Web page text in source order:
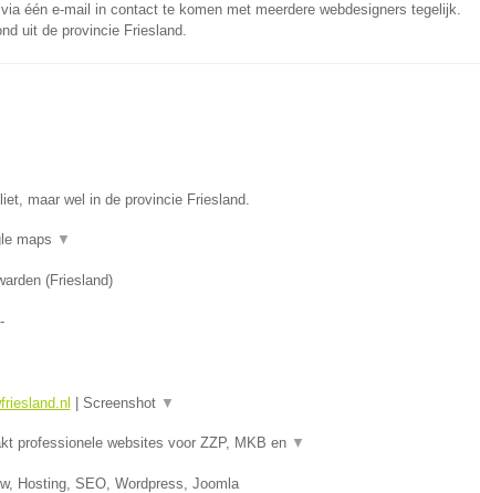
één e-mail in contact te komen met meerdere webdesigners tegelijk.
uit de provincie Friesland.
maar wel in de provincie Friesland.
maps ▼
(Friesland)
-
Screenshot ▼
professionele websites voor ZZP, MKB en ▼
Hosting, SEO, Wordpress, Joomla